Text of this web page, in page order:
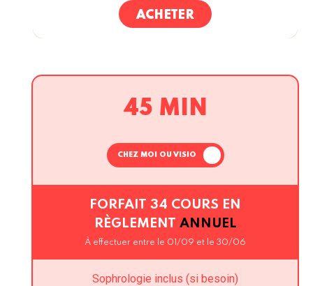
ACHETER
45 MIN
CHEZ MOI OU VISIO
FORFAIT 34 COURS EN
RÈGLEMENT ANNUEL
À effectuer entre le 01/09 et le 30/06
Sophrologie inclus (si besoin)